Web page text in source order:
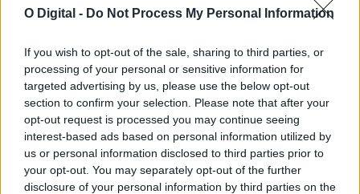
O Digital - Do Not Process My Personal Information
If you wish to opt-out of the sale, sharing to third parties, or
processing of your personal or sensitive information for
targeted advertising by us, please use the below opt-out
section to confirm your selection. Please note that after your
opt-out request is processed you may continue seeing
interest-based ads based on personal information utilized by
us or personal information disclosed to third parties prior to
your opt-out. You may separately opt-out of the further
disclosure of your personal information by third parties on the
4 Agosto, 2026 - 17:18